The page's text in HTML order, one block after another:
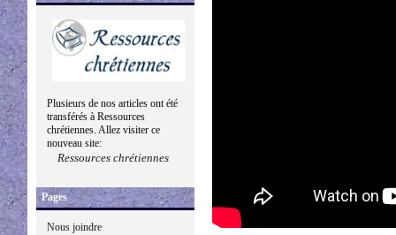
Plusieurs de nos articles ont été
transférés à Ressources
chrétiennes. Allez visiter ce
nouveau site:
Ressources chrétiennes
Pages
Nous joindre